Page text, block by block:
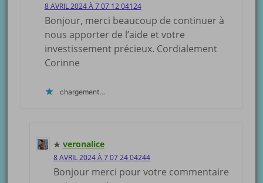
8 AVRIL 2024 À 7 07 12 04124
Bonjour, merci beaucoup de continuer à
nous apporter de l’aide et votre
investissement précieux. Cordialement
Corinne
chargement…
veronalice
8 AVRIL 2024 À 7 07 24 04244
Bonjour merci pour votre commentaire